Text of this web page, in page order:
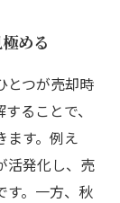
める
とつが売却時
ることで、
ます。例え
活発化し、売
す。一方、秋